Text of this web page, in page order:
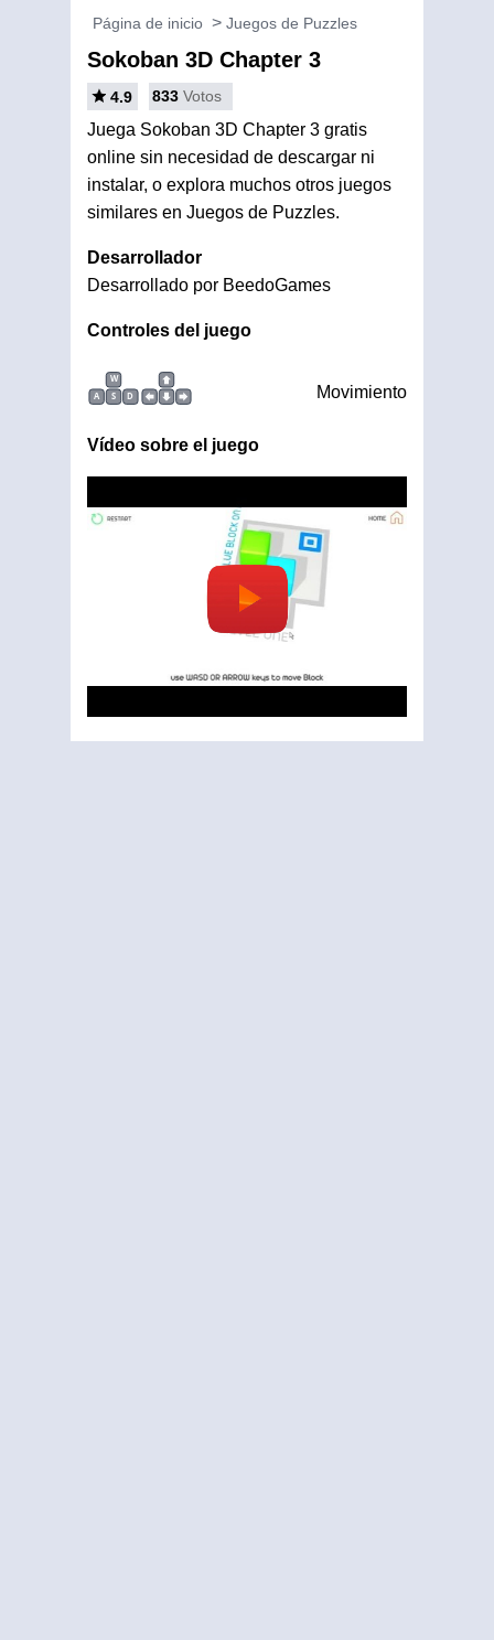
Página de inicio Juegos de Puzzles
Sokoban 3D Chapter 3
4.9 833 Votos
Juega Sokoban 3D Chapter 3 gratis
online sin necesidad de descargar ni
instalar, o explora muchos otros juegos
similares en Juegos de Puzzles.
Desarrollador
Desarrollado por BeedoGames
Controles del juego
W
A
S D Movimiento
Vídeo sobre el juego